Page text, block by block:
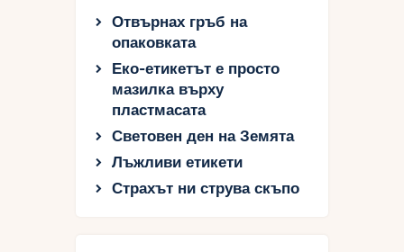
Отвърнах гръб на
опаковката
Еко-етикетът е просто
мазилка върху
пластмасата
Световен ден на Земята
Лъжливи етикети
Страхът ни струва скъпо